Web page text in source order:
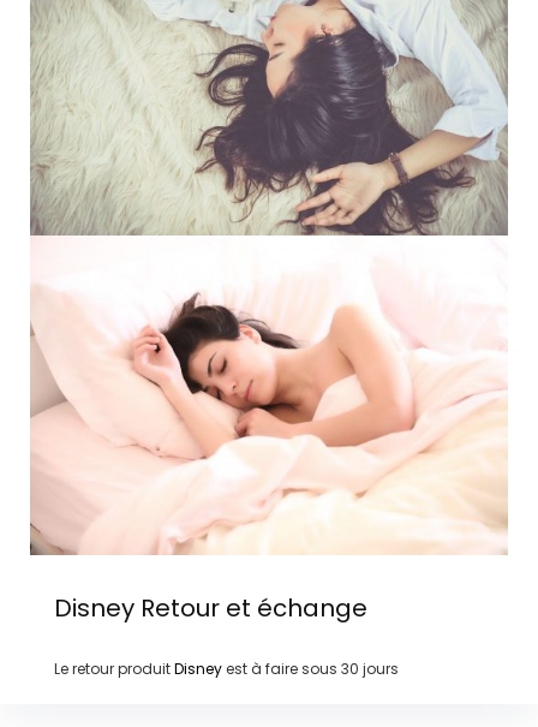
DisneyRetour et échange
Le retour produitDisneyest à faire sous 30 jours